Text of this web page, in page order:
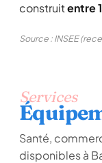
construitentre
Source : INSEE
Services
Santé,
disponibles à